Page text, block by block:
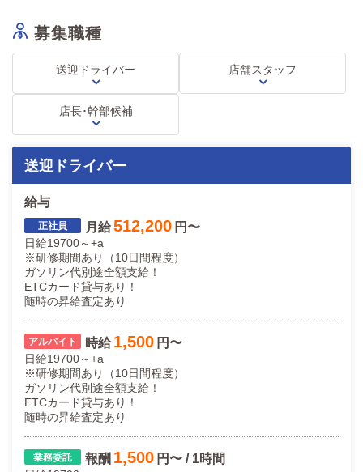
まずはお問い合わせだけでも構いません
「俺の風をみた」でスムーズに対応できます
募集職種
送迎ドライバー 店舗スタッフ
店長･幹部候補
送迎ドライバー
給与
月給512,200 円〜
日給19700～+a
※研修期間あり（10日間程度）
ガソリン代別途全額支給！
ETCカード貸与あり！
随時の昇給査定あり
時給 1,500 円〜
日給19700～+a
※研修期間あり（10日間程度）
ガソリン代別途全額支給！
ETCカード貸与あり！
随時の昇給査定あり
報酬 1,500 円〜 / 1時間